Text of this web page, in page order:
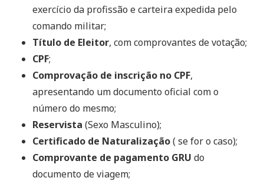
exercício da profissão e carteira expedida pelo
comando militar;
Título de Eleitor, com comprovantes de votação;
CPF;
Comprovação de inscrição no CPF,
apresentando um documento oficial com o
número do mesmo;
Reservista (Sexo Masculino);
Certificado de Naturalização( se for o caso);
Comprovante de pagamento GRU do
documento de viagem;